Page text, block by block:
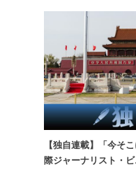
【独自連載】「今そ
際ジャーナリスト・